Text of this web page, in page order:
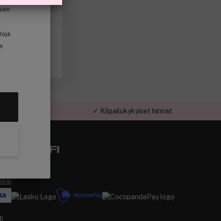
✓ Kilpailukykyiset hinnat